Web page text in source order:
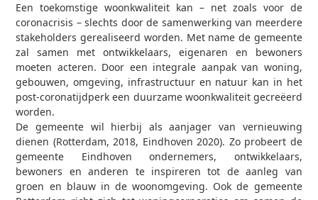
Een toekomstige woonkwaliteit kan – net zoals voor de
coronacrisis – slechts door de samenwerking van meerdere
stakeholders gerealiseerd worden. Met name de gemeente
zal samen met ontwikkelaars, eigenaren en bewoners
moeten acteren. Door een integrale aanpak van woning,
gebouwen, omgeving, infrastructuur en natuur kan in het
post-coronatijdperk een duurzame woonkwaliteit gecreëerd
worden.
De gemeente wil hierbij als aanjager van vernieuwing
dienen (Rotterdam, 2018, Eindhoven 2020). Zo probeert de
gemeente Eindhoven ondernemers, ontwikkelaars,
bewoners en anderen te inspireren tot de aanleg van
groen en blauw in de woonomgeving. Ook de gemeente